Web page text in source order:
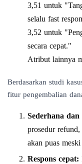
3,51 untuk
selalu fast
3,52 untuk
secara cepat."
Atribut lainnya
Berdasarkan studi
fitur pengembalian
Sederhana
prosedur
akan puas
Respons cepat: